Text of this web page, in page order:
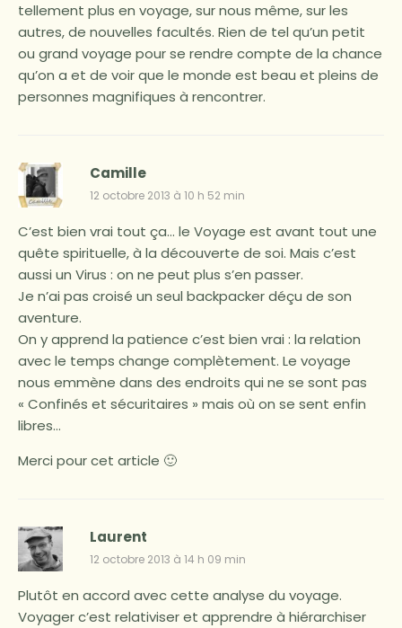
tellement plus en voyage, sur nous même, sur les
autres, de nouvelles facultés. Rien de tel qu’un petit
ou grand voyage pour se rendre compte de la chance
qu’on a et de voir que le monde est beau et pleins de
personnes magnifiques à rencontrer.
Camille
12 octobre 2013 à 10 h 52 min
C’est bien vrai tout ça… le Voyage est avant tout une
quête spirituelle, à la découverte de soi. Mais c’est
aussi un Virus : on ne peut plus s’en passer.
Je n’ai pas croisé un seul backpacker déçu de son
aventure.
On y apprend la patience c’est bien vrai : la relation
avec le temps change complètement. Le voyage
nous emmène dans des endroits qui ne se sont pas
« Confinés et sécuritaires » mais où on se sent enfin
libres…
Merci pour cet article 🙂
Laurent
12 octobre 2013 à 14 h 09 min
Plutôt en accord avec cette analyse du voyage.
Voyager c’est relativiser et apprendre à hiérarchiser